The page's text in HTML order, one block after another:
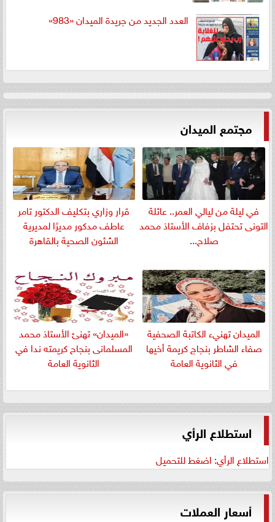
العدد الجديد من جريدة الميدان «983»
مجتمع الميدان
في ليلة من ليالي العمر.. عائلة
التونى تحتفل بزفاف الأستاذ محمد
صلاح...
قرار وزاري بتكليف الدكتور تامر
عاطف مدكور مديرًا لمديرية
الشئون الصحية بالقاهرة
الميدان تهنيء الكاتبة الصحفية
صفاء الشاطر بنجاج كريمة أخيها
في الثانوية العامة
«الميدان» تهنئ الأستاذ محمد
المسلمانى بنجاح كريمته ندا في
الثانوية العامة
استطلاع الرأي
استطلاع الرأي: اضغط للتحميل
أسعار العملات